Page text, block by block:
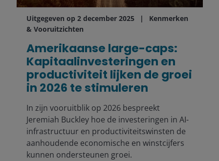
Uitgegeven op 2 december 2025
Kenmerken
& Vooruitzichten
Amerikaanse large-caps:
Kapitaalinvesteringen en
productiviteit lijken de groei
in 2026 te stimuleren
In zijn vooruitblik op 2026 bespreekt
Jeremiah Buckley hoe de investeringen in AI-
infrastructuur en productiviteitswinsten de
aanhoudende economische en winstcijfers
kunnen ondersteunen groei.